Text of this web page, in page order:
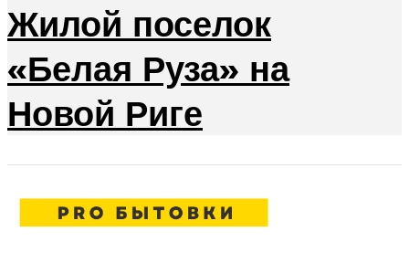
Жилой поселок
«Белая Руза» на
Новой Риге